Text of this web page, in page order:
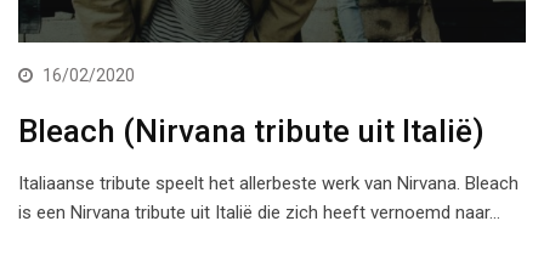
16/02/2020
Bleach (Nirvana tribute uit Italië)
Italiaanse tribute speelt het allerbeste werk van Nirvana. Bleach
is een Nirvana tribute uit Italië die zich heeft vernoemd naar…